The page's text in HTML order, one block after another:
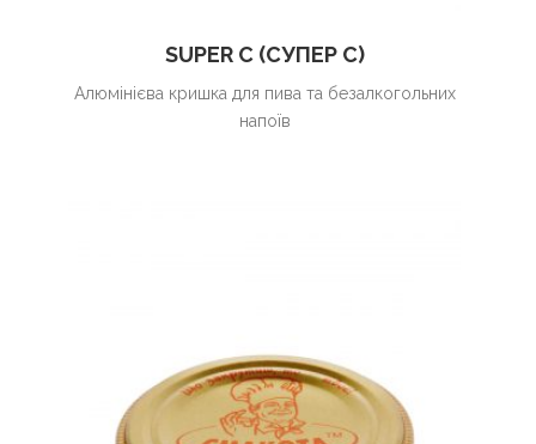
SUPER C (СУПЕР С)
Алюмінієва кришка для пива та безалкогольних
напоїв